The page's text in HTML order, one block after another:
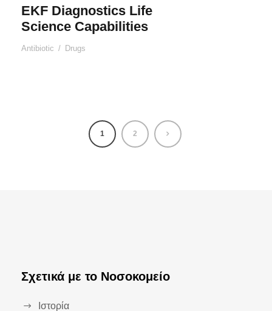
EKF Diagnostics Life
Science Capabilities
Antibiotic / Drugs
1 2
Σχετικά με το Νοσοκομείο
Ιστορία